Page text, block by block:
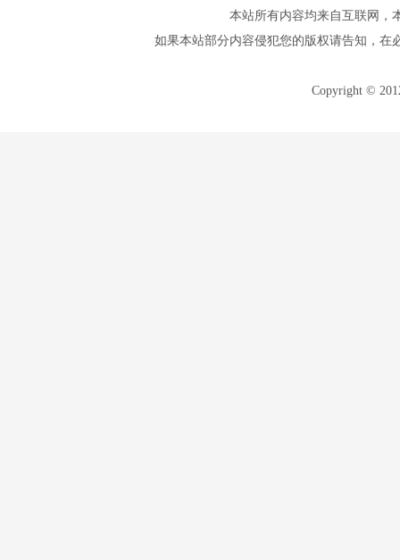
本站所有内容均来自互联网，
如果本站部分内容侵犯您的版权请告知，在
Copyright ©